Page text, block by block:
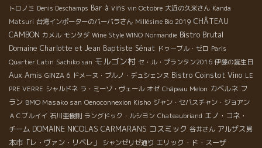
トロノミ Denis Deschamps Bar à vins vin Octobre 大近の久米さん Kanda
Matsuri 台湾インポーターのバーバラさん Millésime Bio 2019 CHÂTEAU
CAMBON カメル モンタダ Wine Style WINO Normandie Bistro Brutal
Domaine Charlotte et Jean Baptiste Sénat ドゥーブル・ゼロ Paris
Quartier Latin Sachiko san モルゴン村 セ・ル・プランタン2016 伊藤の誕生日
Aux Amis GINZA 6 ドメーヌ・ブルノ・デュシェンヌ Bistro Coinstot Vino LE
PRE VERRE シャルドネ ラ・ミーゾ・ヴェール オゼ Châpeau Melon カベルネ フ
ラン BMO Masako san Oenoconnexion Kisho ジャン・セバスチャン・ジョアン
ＡＣブルイイ 石川亜樹則 ラングドック・ルシヨン Chateaubriand エノ・コネ・
チーム DOMAINE NICOLAS CARMARANS コスミック 谷井さん アルザス見
本市「レ・ヴァン・リベレ」
シャンゼリゼ通り エリック・ド・スーザ